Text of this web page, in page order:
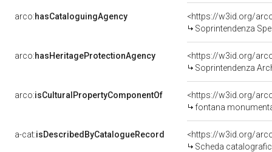
arco:hasCataloguingAgency
<https://w3id.org/
Soprintendenza
arco:hasHeritageProtectionAgency
<https://w3id.org/
Soprintendenza
arco:isCulturalPropertyComponentOf
<https://w3id.org/
fontana monumentale di Ammannati
a-cat:isDescribedByCatalogueRecord
<https://w3id.org/
Scheda